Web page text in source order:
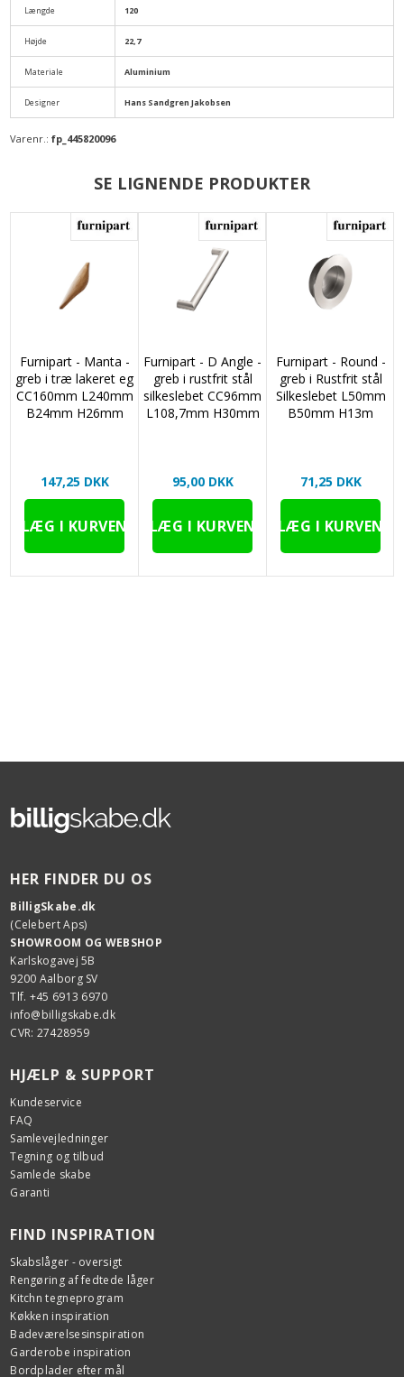
Længde 120
Højde 22,7
Materiale Aluminium
Designer Hans Sandgren Jakobsen
Varenr.:fp_445820096
SE LIGNENDE PRODUKTER
Furnipart - Manta -
greb i træ lakeret eg
CC160mm L240mm
B24mm H26mm
147,25 DKK
Furnipart - D Angle -
greb i rustfrit stål
silkeslebet CC96mm
L108,7mm H30mm
95,00 DKK
Furnipart - Round -
greb i Rustfrit stål
Silkeslebet L50mm
B50mm H13m
71,25 DKK
HER FINDER DU OS
BilligSkabe.dk
(Celebert Aps)
SHOWROOM OG WEBSHOP
Karlskogavej 5B
9200 Aalborg SV
Tlf. +45 6913 6970
info@billigskabe.dk
CVR: 27428959
HJÆLP & SUPPORT
Kundeservice
FAQ
Samlevejledninger
Tegning og tilbud
Samlede skabe
Garanti
FIND INSPIRATION
Skabslåger - oversigt
Rengøring af fedtede låger
Kitchn tegneprogram
Køkken inspiration
Badeværelsesinspiration
Garderobe inspiration
Bordplader efter mål